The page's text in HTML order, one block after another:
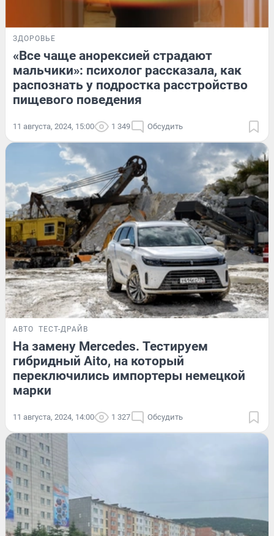
ЗДОРОВЬЕ
«Все чаще анорексией страдают
мальчики»: психолог рассказала, как
распознать у подростка расстройство
пищевого поведения
11 августа, 2024, 15:00 1 349 Обсудить
АВТО ТЕСТ-ДРАЙВ
На замену Mercedes. Тестируем
гибридный Aito, на который
переключились импортеры немецкой
марки
11 августа, 2024, 14:00 1 327 Обсудить